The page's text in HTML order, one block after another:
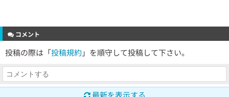
コメント
投稿の際は「投稿規約 」を順守して投稿して下さい。
最新を表示する